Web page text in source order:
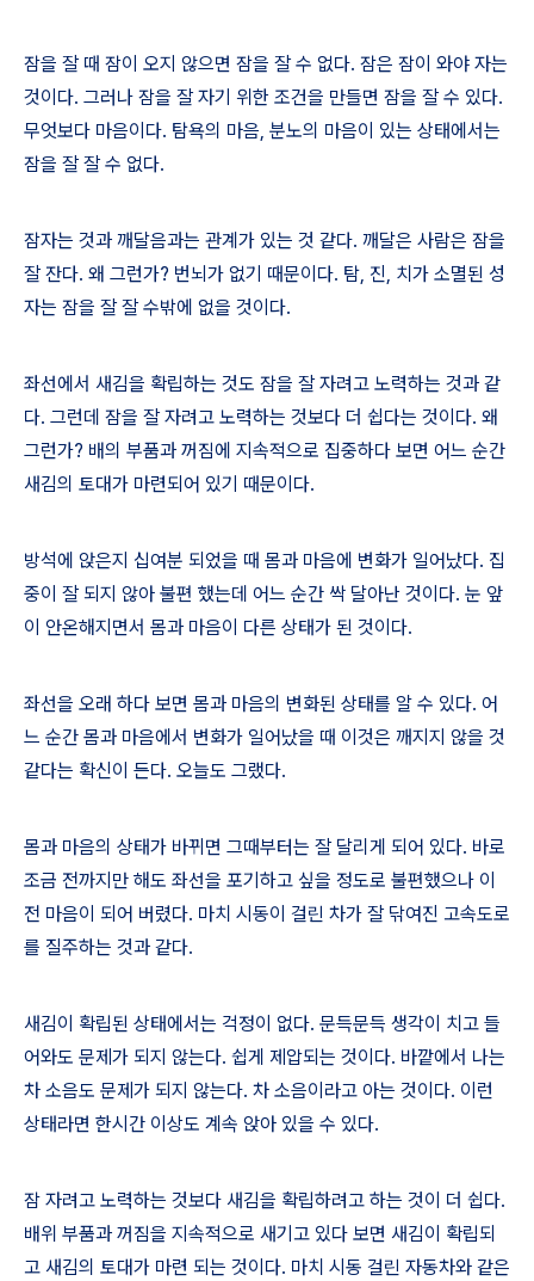
잠을 잘 때 잠이 오지 않으면 잠을 잘 수 없다. 잠은 잠이 와야 자는
것이다. 그러나 잠을 잘 자기 위한 조건을 만들면 잠을 잘 수 있다.
무엇보다 마음이다. 탐욕의 마음, 분노의 마음이 있는 상태에서는
잠을 잘 잘 수 없다.
잠자는 것과 깨달음과는 관계가 있는 것 같다. 깨달은 사람은 잠을
잘 잔다. 왜 그런가? 번뇌가 없기 때문이다. 탐, 진, 치가 소멸된 성
자는 잠을 잘 잘 수밖에 없을 것이다.
좌선에서 새김을 확립하는 것도 잠을 잘 자려고 노력하는 것과 같
다. 그런데 잠을 잘 자려고 노력하는 것보다 더 쉽다는 것이다. 왜
그런가? 배의 부품과 꺼짐에 지속적으로 집중하다 보면 어느 순간
새김의 토대가 마련되어 있기 때문이다.
방석에 앉은지 십여분 되었을 때 몸과 마음에 변화가 일어났다. 집
중이 잘 되지 않아 불편 했는데 어느 순간 싹 달아난 것이다. 눈 앞
이 안온해지면서 몸과 마음이 다른 상태가 된 것이다.
좌선을 오래 하다 보면 몸과 마음의 변화된 상태를 알 수 있다. 어
느 순간 몸과 마음에서 변화가 일어났을 때 이것은 깨지지 않을 것
같다는 확신이 든다. 오늘도 그랬다.
몸과 마음의 상태가 바뀌면 그때부터는 잘 달리게 되어 있다. 바로
조금 전까지만 해도 좌선을 포기하고 싶을 정도로 불편했으나 이
전 마음이 되어 버렸다. 마치 시동이 걸린 차가 잘 닦여진 고속도로
를 질주하는 것과 같다.
새김이 확립된 상태에서는 걱정이 없다. 문득문득 생각이 치고 들
어와도 문제가 되지 않는다. 쉽게 제압되는 것이다. 바깥에서 나는
차 소음도 문제가 되지 않는다. 차 소음이라고 아는 것이다. 이런
상태라면 한시간 이상도 계속 앉아 있을 수 있다.
잠 자려고 노력하는 것보다 새김을 확립하려고 하는 것이 더 쉽다.
배위 부품과 꺼짐을 지속적으로 새기고 있다 보면 새김이 확립되
고 새김의 토대가 마련 되는 것이다. 마치 시동 걸린 자동차와 같은